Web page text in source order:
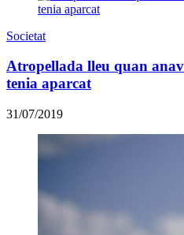
Societat
Atropellada lleu quan
tenia aparcat
31/07/2019